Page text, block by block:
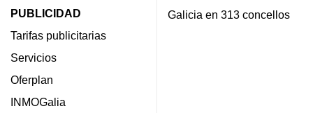
PUBLICIDAD
Tarifas publicitarias
Servicios
Oferplan
INMOGalia
Galicia en 313 concellos